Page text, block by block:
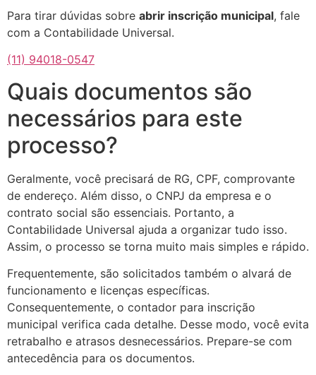
Para tirar dúvidas sobre abrir inscrição municipal, fale
com a Contabilidade Universal.
(11) 94018-0547
Quais documentos são
necessários para este
processo?
Geralmente, você precisará de RG, CPF, comprovante
de endereço. Além disso, o CNPJ da empresa e o
contrato social são essenciais. Portanto, a
Contabilidade Universal ajuda a organizar tudo isso.
Assim, o processo se torna muito mais simples e rápido.
Frequentemente, são solicitados também o alvará de
funcionamento e licenças específicas.
Consequentemente, o contador para inscrição
municipal verifica cada detalhe. Desse modo, você evita
retrabalho e atrasos desnecessários. Prepare-se com
antecedência para os documentos.